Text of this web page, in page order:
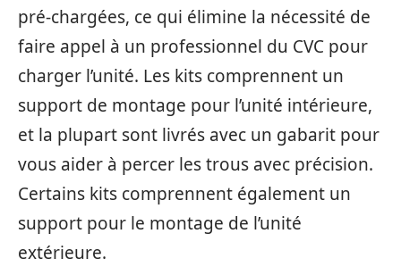
pré-chargées, ce qui élimine la nécessité de
faire appel à un professionnel du CVC pour
charger l’unité. Les kits comprennent un
support de montage pour l’unité intérieure,
et la plupart sont livrés avec un gabarit pour
vous aider à percer les trous avec précision.
Certains kits comprennent également un
support pour le montage de l’unité
extérieure.